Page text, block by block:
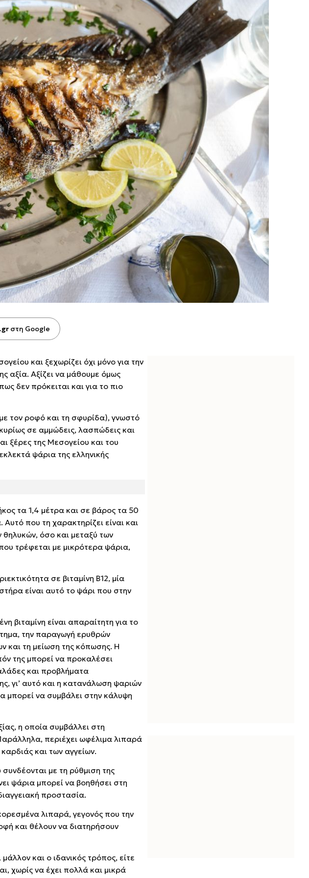
στη Google
και ξεχωρίζει όχι μόνο για την
αξία. Αξίζει να μάθουμε όμως
δεν πρόκειται και για το πιο
τον ροφό και τη σφυρίδα), γνωστό
σε αμμώδεις, λασπώδεις και
ξέρες της Μεσογείου και του
ψάρια της ελληνικής
τα 1,4 μέτρα και σε βάρος τα 50
που τη χαρακτηρίζει είναι και
θηλυκών, όσο και μεταξύ των
τρέφεται με μικρότερα ψάρια,
σε βιταμίνη B12, μία
είναι αυτό το ψάρι που στην
βιταμίνη είναι απαραίτητη για το
την παραγωγή ερυθρών
και τη μείωση της κόπωσης. Η
της μπορεί να προκαλέσει
και προβλήματα
γι’ αυτό και η κατανάλωση ψαριών
μπορεί να συμβάλει στην κάλυψη
η οποία συμβάλλει στη
περιέχει ωφέλιμα λιπαρά
και των αγγείων.
με τη ρύθμιση της
ψάρια μπορεί να βοηθήσει στη
προστασία.
λιπαρά, γεγονός που την
και θέλουν να διατηρήσουν
και ο ιδανικός τρόπος, είτε
χωρίς να έχει πολλά και μικρά